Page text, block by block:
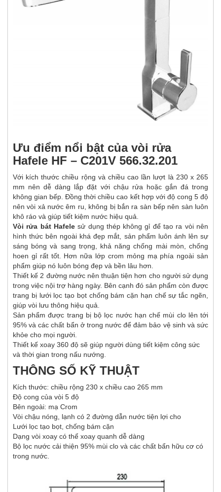
Ưu điểm nổi bật của vòi rửa
Hafele HF – C201V 566.32.201
Với kích thước chiều rộng và chiều cao lần lượt là 230 x 265
mm nên dễ dàng lắp đặt với chậu rửa hoặc gắn đá trong
không gian bếp. Đồng thời chiều cao kết hợp với độ cong 5 độ
nên vòi xả nước êm ru, không bị bắn ra sàn bếp nên sàn luôn
khô ráo và giúp tiết kiệm nước hiệu quả.
Vòi rửa bát Hafelesử dụng thép không gỉ để tạo ra vòi nên
hình thức bên ngoài khá đẹp mắt, sản phẩm luôn ánh lên sự
sáng bóng và sang trọng, khả năng chống mài mòn, chống
hoen gỉ rất tốt. Hơn nữa lớp crom mỏng mạ phía ngoài sản
phẩm giúp nó luôn bóng đẹp và bền lâu hơn.
Thiết kế 2 đường nước nên thuận tiện hơn cho người sử dụng
trong việc nội trợ hàng ngày. Bên cạnh đó sản phẩm còn được
trang bị lưới lọc tạo bọt chống bám cặn hạn chế sự tắc ngẽn,
giúp vòi lưu thông hiệu quả.
Sản phẩm được trang bị bộ lọc nước hạn chế mùi clo lên tới
95% và các chất bẩn ở trong nước để đảm bảo vệ sinh và sức
khỏe cho mọi người.
Thiết kế xoay 360 độ sẽ giúp người dùng tiết kiệm công sức
và thời gian trong nấu nướng.
THÔNG SỐ KỸ THUẬT
Kích thước: chiều rộng 230 x chiều cao 265 mm
Độ cong của vòi 5 độ
Bên ngoài: mạ Crom
Vòi chậu nóng, lạnh có 2 đường dẫn nước tiện lợi cho
Lưới lọc tạo bọt, chống bám cặn
Dạng vòi xoay có thể xoay quanh dễ dàng
Bộ lọc nước cải thiện 95% mùi clo và các chất bẩn hữu cơ có
trong nước.